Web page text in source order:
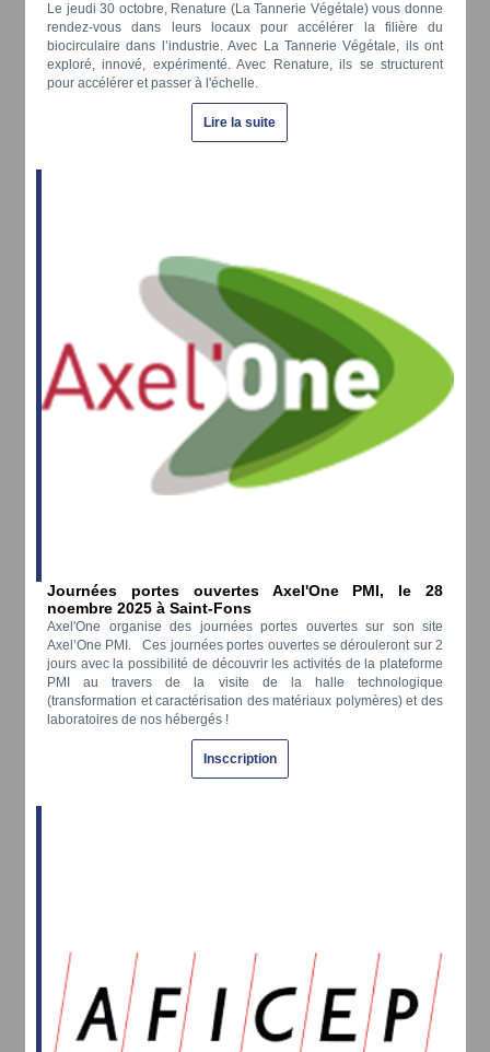
Le jeudi 30 octobre, Renature (La Tannerie Végétale) vous donne
rendez-vous dans leurs locaux pour accélérer la filière du
biocirculaire dans l’industrie. Avec La Tannerie Végétale, ils ont
exploré, innové, expérimenté. Avec Renature, ils se structurent
pour accélérer et passer à l'échelle.
Lire la suite
Journées portes ouvertes Axel'One PMI, le 28
noembre 2025 à Saint-Fons
Axel'One organise des journées portes ouvertes sur son site
Axel’One PMI. Ces journées portes ouvertes se dérouleront sur 2
jours avec la possibilité de découvrir les activités de la plateforme
PMI au travers de la visite de la halle technologique
(transformation et caractérisation des matériaux polymères) et des
laboratoires de nos hébergés !
Insccription